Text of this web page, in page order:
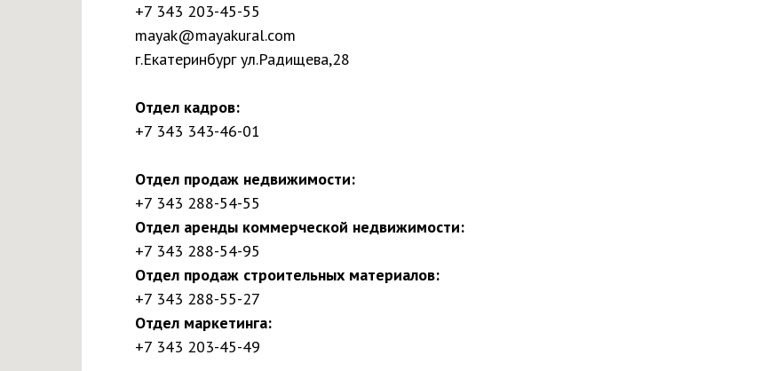
+7 343 203-45-55
mayak@mayakural.com
г.Екатеринбург ул.Радищева,28
Отдел кадров:
+7 343 343-46-01
Отдел продаж недвижимости:
+7 343 288-54-55
Отдел аренды коммерческой недвижимости:
+7 343 288-54-95
Отдел продаж строительных материалов:
+7 343 288-55-27
Отдел маркетинга:
+7 343 203-45-49